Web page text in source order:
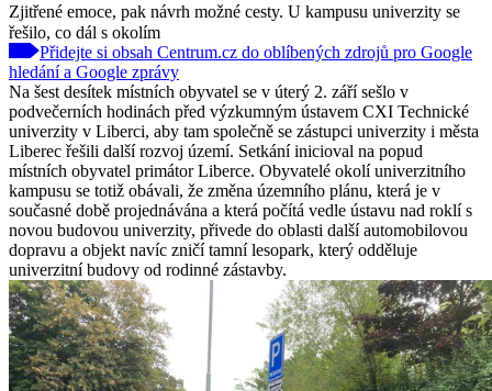
Zjitřené emoce, pak návrh možné cesty. U kampusu univerzity se
řešilo, co dál s okolím
Přidejte si obsah Centrum.cz do oblíbených zdrojů pro Google
hledání a Google zprávy
Na šest desítek místních obyvatel se v úterý 2. září sešlo v
podvečerních hodinách před výzkumným ústavem CXI Technické
univerzity v Liberci, aby tam společně se zástupci univerzity i města
Liberec řešili další rozvoj území. Setkání inicioval na popud
místních obyvatel primátor Liberce. Obyvatelé okolí univerzitního
kampusu se totiž obávali, že změna územního plánu, která je v
současné době projednávána a která počítá vedle ústavu nad roklí s
novou budovou univerzity, přivede do oblasti další automobilovou
dopravu a objekt navíc zničí tamní lesopark, který odděluje
univerzitní budovy od rodinné zástavby.